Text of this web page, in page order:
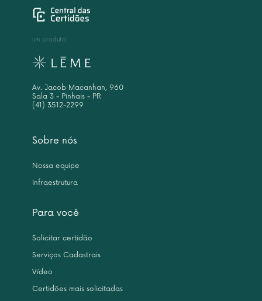
Sobre nós
Nossa equipe
Infraestrutura
Para você
Solicitar certidão
Serviços Cadastrais
Vídeo
Certidões mais solicitadas
um produto
Av. Jacob Macanhan, 960
Sala 3 - Pinhais - PR
(41) 3512-2299